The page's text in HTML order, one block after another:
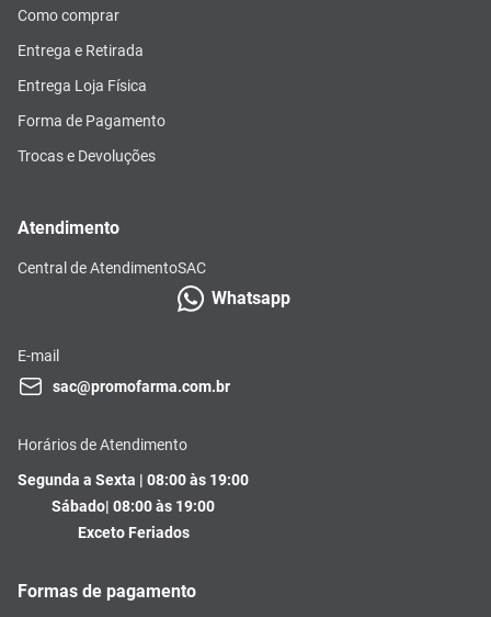
Como comprar
Entrega e Retirada
Entrega Loja Física
Forma de Pagamento
Trocas e Devoluções
Atendimento
Central de AtendimentoSAC
Whatsapp
E-mail
sac@promofarma.com.br
Horários de Atendimento
Segunda a Sexta | 08:00 às 19:00
Sábado| 08:00 às 19:00
Exceto Feriados
Formas de pagamento